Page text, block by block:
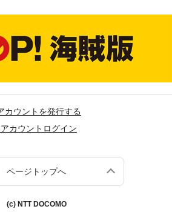
カウントを発行する
カウントログイン
ページトップへ
(c) NTT DOCOMO